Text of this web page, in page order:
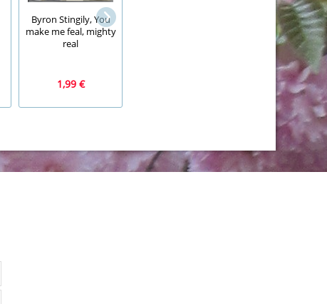
Byron Stingily, You
make me feal, mighty
real
1,99 €
rechteckige
Holzbrosche
Blumenmotiv
handbemalt lila
59,99 €